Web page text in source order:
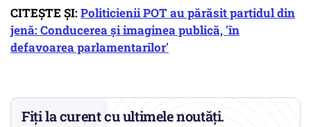
CITEȘTE ȘI:Politicienii POT au părăsit partidul din
jenă: Conducerea și imaginea publică, 'în
defavoarea parlamentarilor'
Fiți la curent cu ultimele noutăți.